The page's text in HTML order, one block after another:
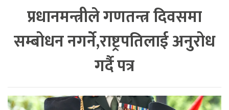
प्रधानमन्त्रीले गणतन्त्र दिवसमा
सम्बोधन नगर्ने,राष्ट्रपतिलाई अनुरोध
गर्दै पत्र